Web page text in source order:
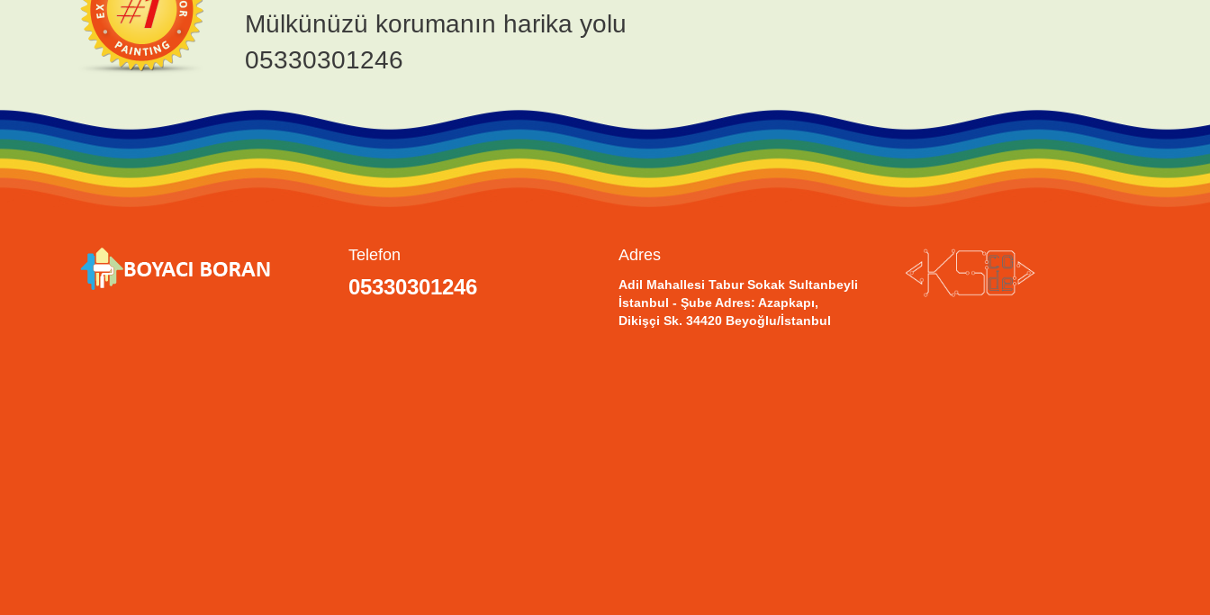
Mülkünüzü korumanın harika yolu
05330301246
Telefon
05330301246
Adres
Adil Mahallesi Tabur Sokak Sultanbeyli
İstanbul - Şube Adres: Azapkapı,
Dikişçi Sk. 34420 Beyoğlu/İstanbul